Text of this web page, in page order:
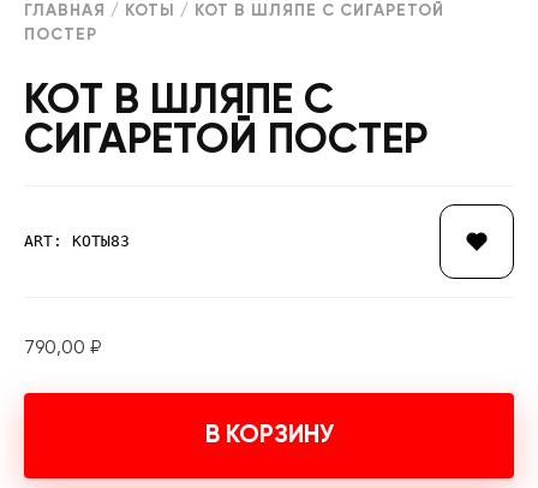
ГЛАВНАЯ / КОТЫ
/ КОТ В ШЛЯПЕ С СИГАРЕТОЙ
ПОСТЕР
КОТ В ШЛЯПЕ С
СИГАРЕТОЙ ПОСТЕР
ART: КОТЫ83
790,00 ₽
В КОРЗИНУ